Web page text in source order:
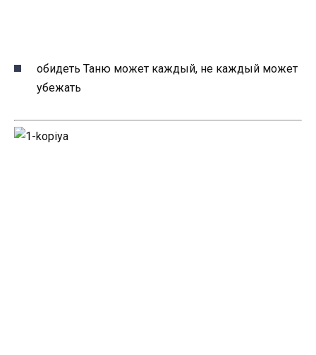
обидеть Таню может каждый, не каждый может
убежать